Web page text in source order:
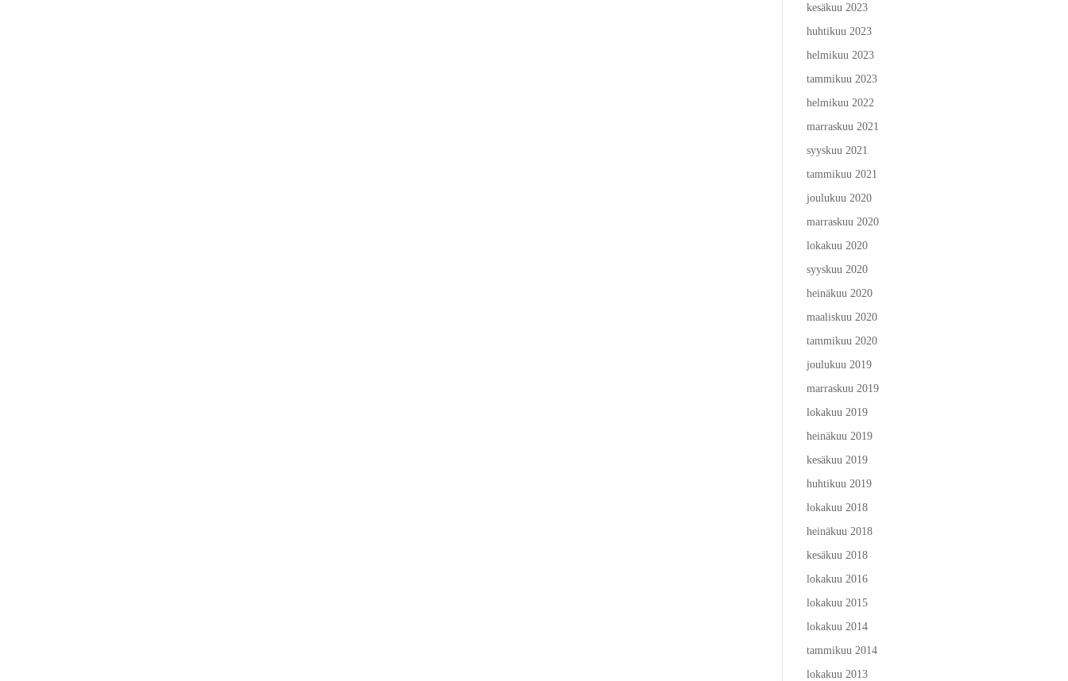
kesäkuu 2023
huhtikuu 2023
helmikuu 2023
tammikuu 2023
helmikuu 2022
marraskuu 2021
syyskuu 2021
tammikuu 2021
joulukuu 2020
marraskuu 2020
lokakuu 2020
syyskuu 2020
heinäkuu 2020
maaliskuu 2020
tammikuu 2020
joulukuu 2019
marraskuu 2019
lokakuu 2019
heinäkuu 2019
kesäkuu 2019
huhtikuu 2019
lokakuu 2018
heinäkuu 2018
kesäkuu 2018
lokakuu 2016
lokakuu 2015
lokakuu 2014
tammikuu 2014
lokakuu 2013